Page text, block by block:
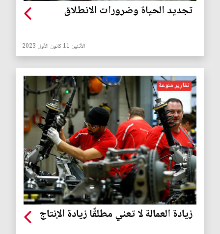
تجديد الحياة وضرورات الانطلاق
الأثنين 11 كانون الأول 2023
تقارير منوعة
زيادة العمالة لا تعني مطلقًا زيادة الإنتاج